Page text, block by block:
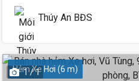
Thúy An BĐS
Hẻm Xe Hơi (6 m)
1 / 1